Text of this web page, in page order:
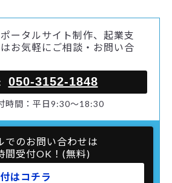
ータルサイト制作、起業支
お気軽にご相談・お問い合
050-3152-1848
時間：平日9:30～18:30
でのお問い合わせは
間受付OK！(無料)
はコチラ